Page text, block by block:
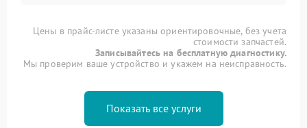
Цены в прайс-листе указаны ориентировочные, без учета
стоимости запчастей.
Записывайтесь на бесплатную диагностику.
Мы проверим ваше устройство и укажем на неисправность.
Показать все услуги